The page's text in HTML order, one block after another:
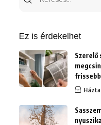
Ez is érdekelhet
Szerelő